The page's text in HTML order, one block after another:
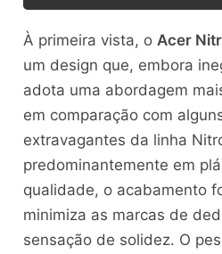
À primeira vista, o Acer
um design que, embora
adota uma abordagem
em comparação com
extravagantes da linha
predominantemente em
qualidade, o acabamento
minimiza as marcas de
sensação de solidez. O